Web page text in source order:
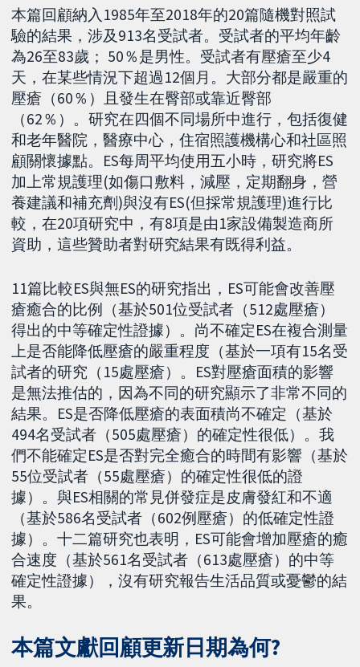
本篇回顧納入1985年至2018年的20篇隨機對照試
驗的結果，涉及913名受試者。受試者的平均年齡
為26至83歲； 50％是男性。受試者有壓瘡至少4
天，在某些情況下超過12個月。大部分都是嚴重的
壓瘡（60％）且發生在臀部或靠近臀部
（62％）。研究在四個不同場所中進行，包括復健
和老年醫院，醫療中心，住宿照護機構心和社區照
顧關懷據點。ES每周平均使用五小時，研究將ES
加上常規護理(如傷口敷料，減壓，定期翻身，營
養建議和補充劑)與沒有ES(但採常規護理)進行比
較，在20項研究中，有8項是由1家設備製造商所
資助，這些贊助者對研究結果有既得利益。
11篇比較ES與無ES的研究指出，ES可能會改善壓
瘡癒合的比例（基於501位受試者（512處壓瘡）
得出的中等確定性證據）。尚不確定ES在複合測量
上是否能降低壓瘡的嚴重程度（基於一項有15名受
試者的研究（15處壓瘡）。ES對壓瘡面積的影響
是無法推估的，因為不同的研究顯示了非常不同的
結果。ES是否降低壓瘡的表面積尚不確定（基於
494名受試者（505處壓瘡）的確定性很低）。我
們不能確定ES是否對完全癒合的時間有影響（基於
55位受試者（55處壓瘡）的確定性很低的證
據）。與ES相關的常見併發症是皮膚發紅和不適
（基於586名受試者（602例壓瘡）的低確定性證
據）。十二篇研究也表明，ES可能會增加壓瘡的癒
合速度（基於561名受試者（613處壓瘡）的中等
確定性證據），沒有研究報告生活品質或憂鬱的結
果。
本篇文獻回顧更新日期為何?